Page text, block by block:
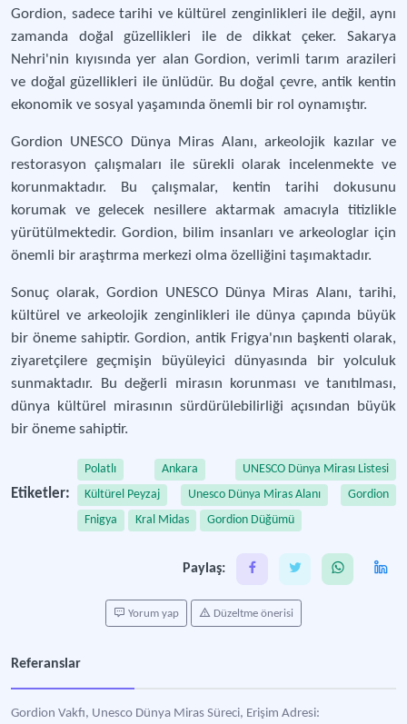
Gordion, sadece tarihi ve kültürel zenginlikleri ile değil, aynı
zamanda doğal güzellikleri ile de dikkat çeker. Sakarya
Nehri'nin kıyısında yer alan Gordion, verimli tarım arazileri
ve doğal güzellikleri ile ünlüdür. Bu doğal çevre, antik kentin
ekonomik ve sosyal yaşamında önemli bir rol oynamıştır.
Gordion UNESCO Dünya Miras Alanı, arkeolojik kazılar ve
restorasyon çalışmaları ile sürekli olarak incelenmekte ve
korunmaktadır. Bu çalışmalar, kentin tarihi dokusunu
korumak ve gelecek nesillere aktarmak amacıyla titizlikle
yürütülmektedir. Gordion, bilim insanları ve arkeologlar için
önemli bir araştırma merkezi olma özelliğini taşımaktadır.
Sonuç olarak, Gordion UNESCO Dünya Miras Alanı, tarihi,
kültürel ve arkeolojik zenginlikleri ile dünya çapında büyük
bir öneme sahiptir. Gordion, antik Frigya'nın başkenti olarak,
ziyaretçilere geçmişin büyüleyici dünyasında bir yolculuk
sunmaktadır. Bu değerli mirasın korunması ve tanıtılması,
dünya kültürel mirasının sürdürülebilirliği açısından büyük
bir öneme sahiptir.
Etiketler:
Polatlı Ankara
UNESCO Dünya Mirası Listesi
Kültürel Peyzaj
Unesco Dünya Miras Alanı
Gordion
Fnigya
Kral Midas Gordion Düğümü
Paylaş:
Yorum yap Düzeltme önerisi
Referanslar
Gordion Vakfı, Unesco Dünya Miras Süreci, Erişim Adresi: